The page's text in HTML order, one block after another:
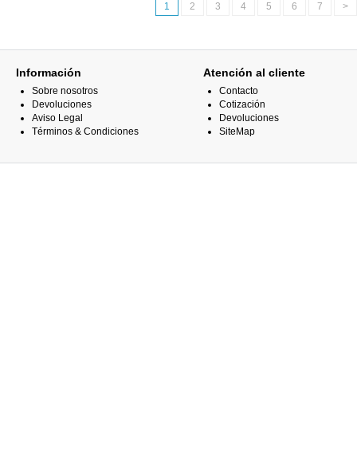
1 2 3 4 5 6 7 >
Información
Sobre nosotros
Devoluciones
Aviso Legal
Términos & Condiciones
Atención al cliente
Contacto
Cotización
Devoluciones
SiteMap